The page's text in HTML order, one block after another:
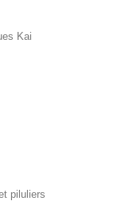
Kai
piluliers